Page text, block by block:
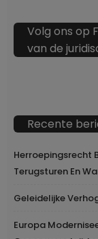
Volg ons op
van de
Recente
Herroepingsrecht
Terugsturen En
Geleidelijke
Europa